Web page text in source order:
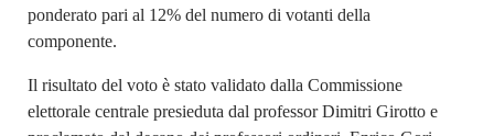
ponderato pari al 12% del numero di votanti della
componente.
Il risultato del voto è stato validato dalla Commissione
elettorale centrale presieduta dal professor Dimitri Girotto e